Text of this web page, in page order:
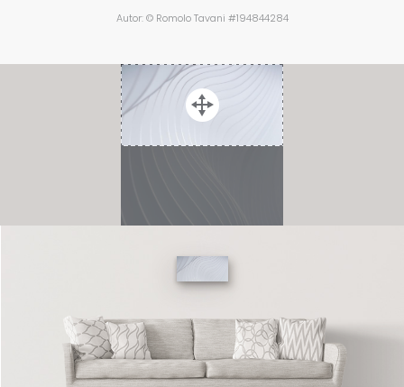
Autor: © Romolo Tavani #194844284